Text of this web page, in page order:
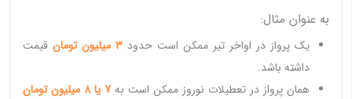
به عنوان مثال:
یک پرواز در اواخر تیر ممکن است حدود 3 میلیون تومان
قیمت
داشته باشد.
همان پرواز در تعطیلات نوروز ممکن است به7 یا 8 میلیون تومان